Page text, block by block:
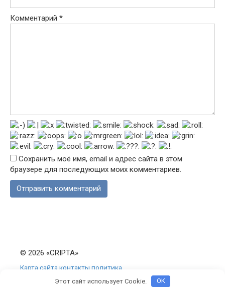
Комментарий *
Сохранить моё имя, email и адрес сайта в этом
браузере для последующих моих комментариев.
© 2026 «CRIPTA»
Карта сайта контакты политика
Этот сайт использует Cookie. OK